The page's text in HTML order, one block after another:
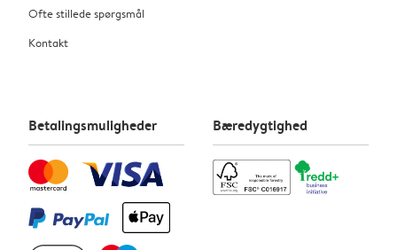
Ofte stillede spørgsmål
Kontakt
Betalingsmuligheder Bæredygtighed